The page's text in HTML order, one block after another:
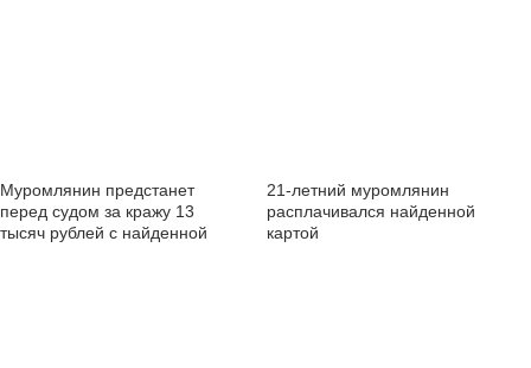
Муромлянин предстанет
перед судом за кражу 13
тысяч рублей с найденной
21-летний муромлянин
расплачивался найденной
картой